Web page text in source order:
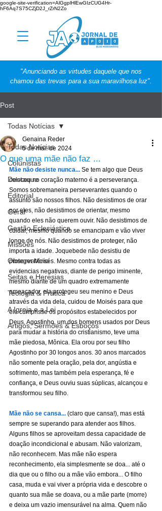
google-site-verification=AlGgplHlEwGIzCUG4Hr-
hF6Aq7S75CZjD2J_rZrN2Zo
"Anunciando as virtudes daquele que nos
chamou das trevas para a sua maravilhosa luz".
Post
Todas Notícias
Colunistas
Destaque
Editorial
Geral
Gestão Eclesiástica
Missões
Observatório
Seitas e Heresias
Teologia & Prática
A Igreja e a Lei
Artigos, Sermões & Esboços
Todas Notícias
O que uma mãe não faz ...
Genaina Reder
5 de mai. de 2024
Mãe não desiste nunca... Se tem algo que Deus
colocou no coração materno é a perseverança.
Somos sobremaneira perseverantes quando o
assunto são nossos filhos. Não desistimos de orar
por eles, não desistimos de orientar, mesmo
quando eles não querem ouvir. Não desistimos de
cuidar, mesmo quando se emancipam e vão viver
longe de nós. Não desistimos de proteger, não
importa a idade. Joquebede não desistiu de
proteger Moisés. Mesmo contra todas as
evidencias negativas, diante de perigo iminente,
mesmo diante de um quadro extremamente
ameaçador, ela protegeu seu menino e Deus
através da vida dela, cuidou de Moisés para que
ele cumprisse os propósitos estabelecidos por
Deus. Agostinho, um dos homens usados por Deus
para mudar a história do cristianismo, teve uma
mãe piedosa, Mônica. Ela orou por seu filho
Agostinho por 30 longos anos. 30 anos marcados
não somente pela oração, pela dor, angústia e
sofrimento, mas também pela esperança, fé e
confiança, e Deus ouviu suas súplicas, alcançou e
transformou seu filho.
Mãe não se cansa... (claro que cansa!), mas está
sempre se superando para atender aos filhos.
Alguns filhos se aproveitam dessa capacidade de
doação incondicional e abusam. Não valorizam,
não reconhecem. Mas mãe não espera
reconhecimento, ela simplesmente se doa... até o
dia que ou o filho ou a mãe vão embora... O filho
casa, muda e vai viver a própria vida e descobre o
quanto sua mãe se doava, ou a mãe parte (morre)
e deixa um vazio imensurável na alma. Quem não